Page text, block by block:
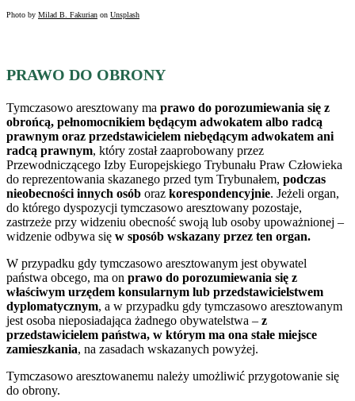
Photo by Milad B. Fakurian on Unsplash
PRAWO DO OBRONY
Tymczasowo aresztowany ma prawo do porozumiewania się z
obrońcą, pełnomocnikiem będącym adwokatem albo radcą
prawnym oraz przedstawicielem niebędącym adwokatem ani
radcą prawnym, który został zaaprobowany przez
Przewodniczącego Izby Europejskiego Trybunału Praw Człowieka
do reprezentowania skazanego przed tym Trybunałem, podczas
nieobecności innych osób oraz korespondencyjnie. Jeżeli organ,
do którego dyspozycji tymczasowo aresztowany pozostaje,
zastrzeże przy widzeniu obecność swoją lub osoby upoważnionej –
widzenie odbywa się w sposób wskazany przez ten organ.
W przypadku gdy tymczasowo aresztowanym jest obywatel
państwa obcego, ma on prawo do porozumiewania się z
właściwym urzędem konsularnym lub przedstawicielstwem
dyplomatycznym, a w przypadku gdy tymczasowo aresztowanym
jest osoba nieposiadająca żadnego obywatelstwa – z
przedstawicielem państwa, w którym ma ona stałe miejsce
zamieszkania, na zasadach wskazanych powyżej.
Tymczasowo aresztowanemu należy umożliwić przygotowanie się
do obrony.